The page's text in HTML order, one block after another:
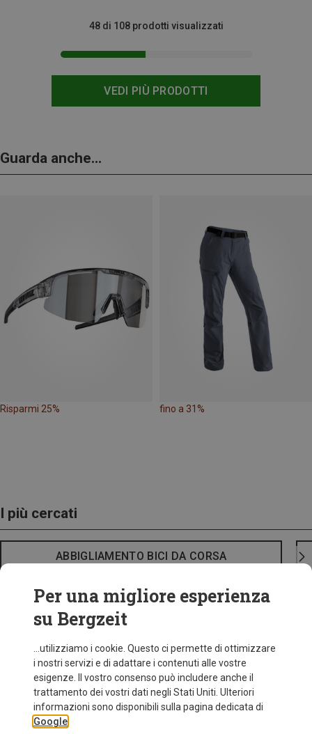
VEDI PIÙ PRODOTTI
48 di 108 prodotti visualizzati
Guarda anche...
Risparmi 25% fino a 31%
I più cercati
ABBIGLIAMENTO BICI DA CORSA
Per una migliore esperienza
su Bergzeit
...utilizziamo i cookie. Questo ci permette di ottimizzare
i nostri servizi e di adattare i contenuti alle vostre
esigenze. Il vostro consenso può includere anche il
trattamento dei vostri dati negli Stati Uniti. Ulteriori
informazioni sono disponibili sulla pagina dedicata di
Google